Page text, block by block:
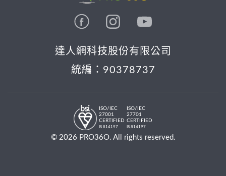
達人網科技股份有限公司
統編：90378737
ISO/IEC
27001
CERTIFIED
IS 814197
ISO/IEC
27701
CERTIFIED
IS 814197
© 2026 PRO36O. All rights reserved.